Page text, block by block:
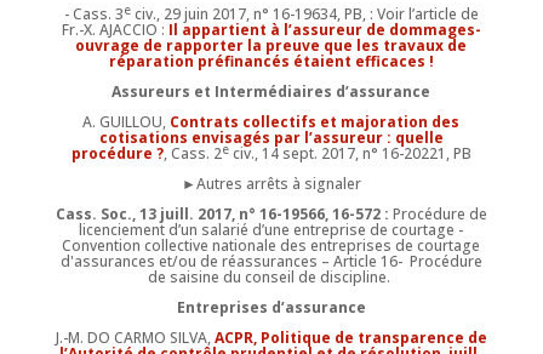
- Cass. 3eciv., 29 juin 2017, n° 16-19634, PB, : Voir l’article de
Fr.-X. AJACCIO : Il appartient à l’assureur de dommages-
ouvrage de rapporter la preuve que les travaux de
réparation préfinancés étaient efficaces !
Assureurs et Intermédiaires d’assurance
A. GUILLOU, Contrats collectifs et majoration des
cotisations envisagés par l’assureur : quelle
procédure ?, Cass. 2eciv., 14 sept. 2017, n° 16-20221, PB
►Autres arrêts à signaler
Cass. Soc., 13 juill. 2017, n° 16-19566, 16-572 : Procédure de
licenciement d’un salarié d’une entreprise de courtage -
Convention collective nationale des entreprises de courtage
d'assurances et/ou de réassurances – Article 16- Procédure
de saisine du conseil de discipline.
Entreprises d’assurance
J.-M. DO CARMO SILVA,ACPR, Politique de transparence de